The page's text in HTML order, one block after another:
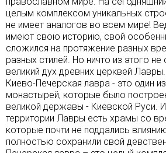
целым комплексом уникальных
не имеет аналогов во всем мире!
имеют свою историю, свой
сложился на протяжение разных
разных стилей. Но ничто из этого
великий дух древних церквей Лавры.
Киево-Печерская лавра - это один
монастырей, которые было
великой державы - Киевской Руси.
территории Лавры есть храмы со
которые почти не поддались
полностью сохранили свой